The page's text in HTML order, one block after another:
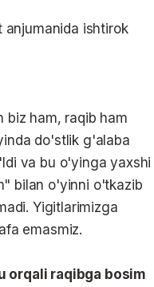
ishtirok
biz ham, raqib ham
do'stlik g'alaba
va bu o'yinga yaxshi
bilan o'yinni o'tkazib
Yigitlarimizga
emasmiz.
orqali raqibga bosim